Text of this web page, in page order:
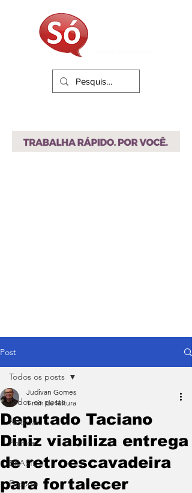
Post
Todos os posts
Notícias
Política
BRASIL
Esporte
Todos os posts
Deputado Taciano
Diniz viabiliza entrega
de retroescavadeira
para fortalecer
Judivan Gomes
1 min de leitura